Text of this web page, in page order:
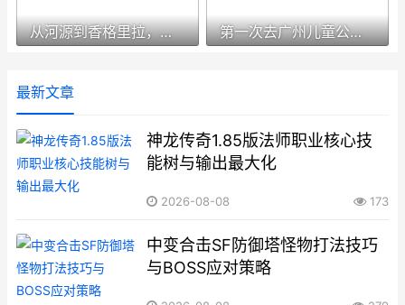
从河源到香格里拉，一场心灵朝圣 第一次去广州儿童公园溜娃经历
最新文章
神龙传奇1.85版法师职业核心技
能树与输出最大化
2026-08-08 173
中变合击SF防御塔怪物打法技巧
与BOSS应对策略